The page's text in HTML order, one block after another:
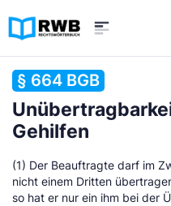
§ 664 BGB
Gehilfen
(1) Der Beauftragte darf im
nicht einem Dritten
so hat er nur ein ihm bei der